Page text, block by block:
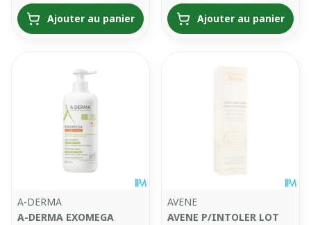
Ajouter au panier Ajouter au panier
A-DERMA
A-DERMA EXOMEGA
AVENE
AVENE P/INTOLER LOT